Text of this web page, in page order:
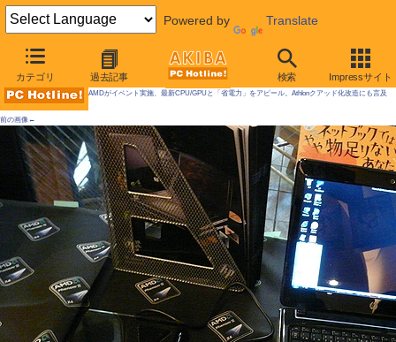
Powered by Translate
カテゴリ 過去記事 検索 Impressサイト
AKIBA PC Hotline! 2009年5月2日号
AMDがイベント実施、最新CPU/GPUと「省電力」をアピール。Athlonクアッド化改造にも言及
前の画像←